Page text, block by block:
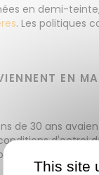
en demi-
. Les politiques
EN
de 30 ans
d'octroi
This site